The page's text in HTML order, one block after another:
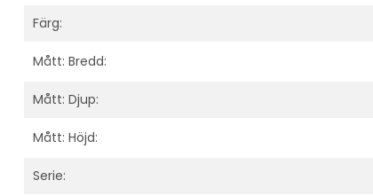
Färg:
Mått: Bredd:
Mått: Djup:
Mått: Höjd:
Serie: